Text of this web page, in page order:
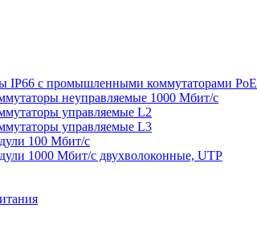
IP66 c промышленными коммутаторами PoE
неуправляемые 1000 Мбит/с
управляемые L2
управляемые L3
100 Мбит/c
1000 Мбит/c двухволоконные, UTP